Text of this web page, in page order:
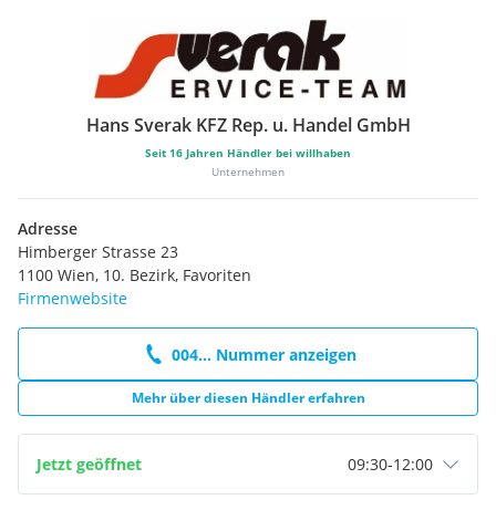
Hans Sverak KFZ Rep. u. Handel GmbH
Seit 16 Jahren Händler bei willhaben
Unternehmen
Adresse
Himberger Strasse 23
1100 Wien, 10. Bezirk, Favoriten
Firmenwebsite
004... Nummer anzeigen
Mehr über diesen Händler erfahren
Jetzt geöffnet 09:30-12:00